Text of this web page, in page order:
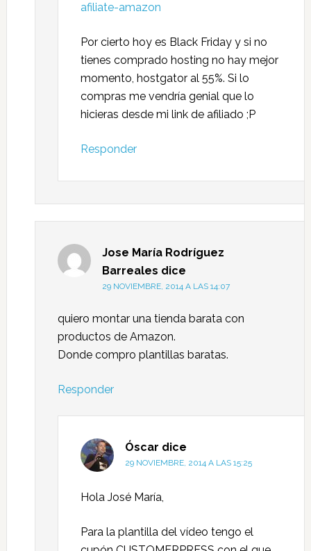
afiliate-amazon
Por cierto hoy es Black Friday y si no
tienes comprado hosting no hay mejor
momento, hostgator al 55%. Si lo
compras me vendría genial que lo
hicieras desde mi link de afiliado ;P
Responder
Jose María Rodríguez
Barreales dice
29 NOVIEMBRE, 2014 A LAS 14:07
quiero montar una tienda barata con
productos de Amazon.
Donde compro plantillas baratas.
Responder
Óscar dice
29 NOVIEMBRE, 2014 A LAS 15:25
Hola José María,
Para la plantilla del vídeo tengo el